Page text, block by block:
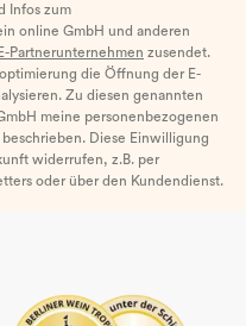
Infos zum
online GmbH und anderen
Partnerunternehmen zusendet.
die Öffnung der E-
Zu diesen genannten
meine personenbezogenen
beschrieben. Diese Einwilligung
widerrufen, z.B. per
oder über den Kundendienst.